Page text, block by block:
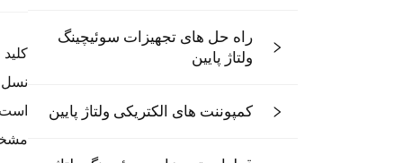
راه حل های تجهیزات سوئیچینگ
ولتاژ پایین
کمپوننت های الکتریکی ولتاژ پایین